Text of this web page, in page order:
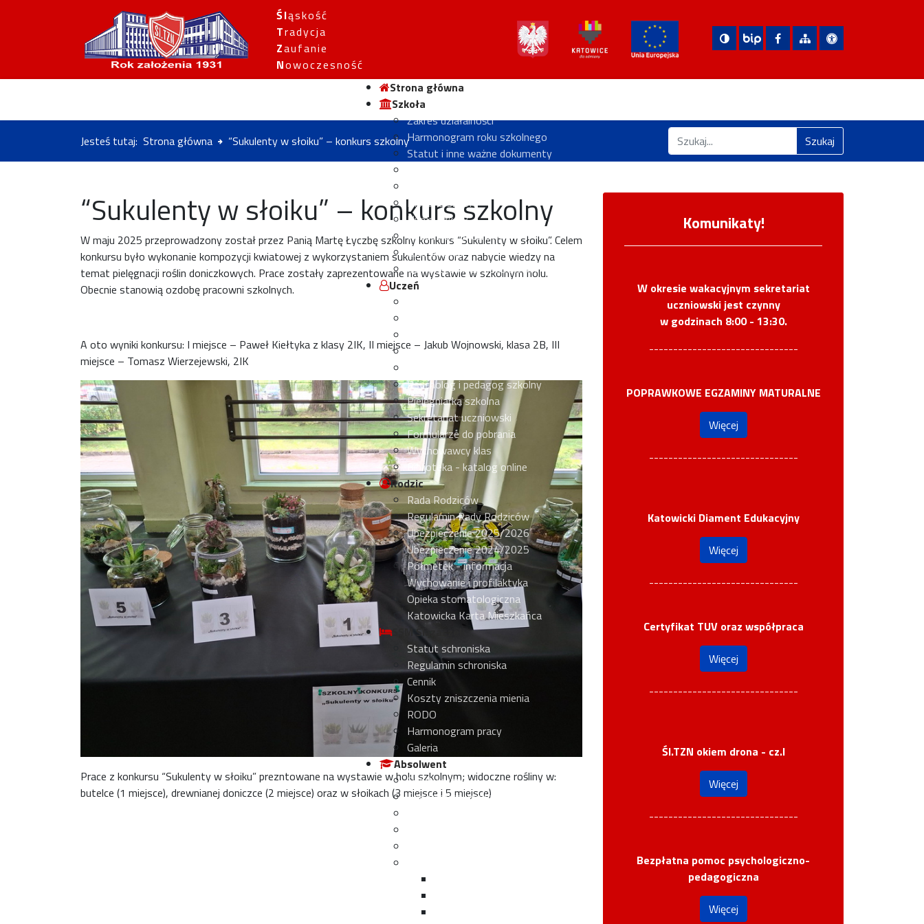
Śląskość
Tradycja
Zaufanie
Nowoczesność
Biuletyn Informacji Publicznej
Nasza strona na Facebooku
Zobacz mapę strony
Deklaracja
Strona główna
Szkoła
Zakres działalności
Harmonogram roku szkolnego
Statut i inne ważne dokumenty
Historia szkoły
Hymn szkoły
Poczet Dyrektorów
Izba tradycji
Ochrona danych osobowych
Uczeń
Kluby i koła zainteresowań
Psycholog i pedagog szkolny
Pielęgniarka szkolna
Sekretariat uczniowski
Formularze do pobrania
Wychowawcy klas
Biblioteka - katalog online
Rodzic
Rada Rodziców
Regulamin Rady Rodziców
Ubezpieczenie 2025/2026
Ubezpieczenie 2024/2025
Półmetek - informacja
Wychowanie i profilaktyka
Opieka stomatologiczna
Katowicka Karta Mieszkańca
SSM Ślązaczek
Statut schroniska
Regulamin schroniska
Cennik
Koszty zniszczenia mienia
RODO
Harmonogram pracy
Galeria
Absolwent
Oferty pracy
Forum absolwenta
Jesteś tutaj: Strona główna “Sukulenty w słoiku” – konkurs szkolny Znajdź na stronie Szukaj
“Sukulenty w słoiku” – konkurs szkolny
W maju 2025 przeprowadzony został przez Panią Martę Łyczbę szkolny konkurs “Sukulenty w słoiku”. Celem
konkursu było wykonanie kompozycji kwiatowej z wykorzystaniem sukulentów oraz nabycie wiedzy na
temat pielęgnacji roślin doniczkowych. Prace zostały zaprezentowane na wystawie w szkolnym holu.
Obecnie stanowią ozdobę pracowni szkolnych.
A oto wyniki konkursu: I miejsce – Paweł Kiełtyka z klasy 2IK, II miejsce – Jakub Wojnowski, klasa 2B, III
miejsce – Tomasz Wierzejewski, 2IK
Prace z konkursu “Sukulenty w słoiku” prezntowane na wystawie w holu szkolnym; widoczne rośliny w:
butelce (1 miejsce), drewnianej doniczce (2 miejsce) oraz w słoikach (3 miejsce i 5 miejsce)
Komunikaty!
W okresie wakacyjnym sekretariat
uczniowski jest czynny
w godzinach 8:00 - 13:30.
-------------------------------
POPRAWKOWE EGZAMINY MATURALNE
Więcej
-------------------------------
Katowicki Diament Edukacyjny
Więcej
-------------------------------
Certyfikat TUV oraz współpraca
Więcej
-------------------------------
Śl.TZN okiem drona - cz.I
Więcej
-------------------------------
Bezpłatna pomoc psychologiczno-
pedagogiczna
Więcej